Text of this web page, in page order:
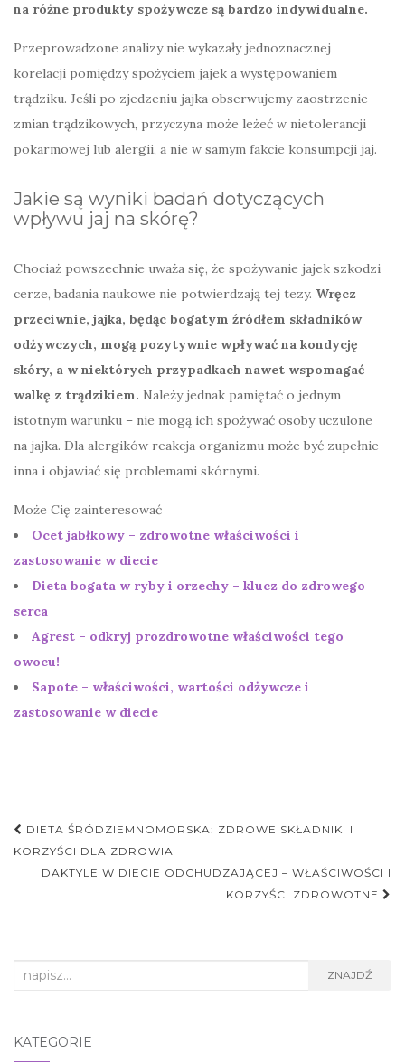
na różne produkty spożywcze są bardzo indywidualne.
Przeprowadzone analizy nie wykazały jednoznacznej
korelacji pomiędzy spożyciem jajek a występowaniem
trądziku. Jeśli po zjedzeniu jajka obserwujemy zaostrzenie
zmian trądzikowych, przyczyna może leżeć w nietolerancji
pokarmowej lub alergii, a nie w samym fakcie konsumpcji jaj.
Jakie są wyniki badań dotyczących
wpływu jaj na skórę?
Chociaż powszechnie uważa się, że spożywanie jajek szkodzi
cerze, badania naukowe nie potwierdzają tej tezy. Wręcz
przeciwnie, jajka, będąc bogatym źródłem składników
odżywczych, mogą pozytywnie wpływać na kondycję
skóry, a w niektórych przypadkach nawet wspomagać
walkę z trądzikiem. Należy jednak pamiętać o jednym
istotnym warunku – nie mogą ich spożywać osoby uczulone
na jajka. Dla alergików reakcja organizmu może być zupełnie
inna i objawiać się problemami skórnymi.
Może Cię zainteresować
Ocet jabłkowy – zdrowotne właściwości i
zastosowanie w diecie
Dieta bogata w ryby i orzechy – klucz do zdrowego
serca
Agrest – odkryj prozdrowotne właściwości tego
owocu!
Sapote – właściwości, wartości odżywcze i
zastosowanie w diecie
Nawigacja
postu
DIETA ŚRÓDZIEMNOMORSKA: ZDROWE SKŁADNIKI I
KORZYŚCI DLA ZDROWIA
DAKTYLE W DIECIE ODCHUDZAJĄCEJ – WŁAŚCIWOŚCI I
KORZYŚCI ZDROWOTNE
Search
ZNAJDŹ
KATEGORIE